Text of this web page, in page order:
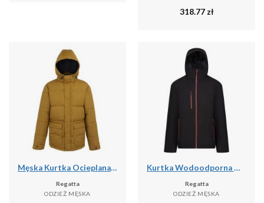
318.77 zł
Męska Kurtka Ocieplana Falkner
Regatta
ODZIEŻ MĘSKA
Kurtka Wodoodporna Męska Ocieplana
Regatta
ODZIEŻ MĘSKA